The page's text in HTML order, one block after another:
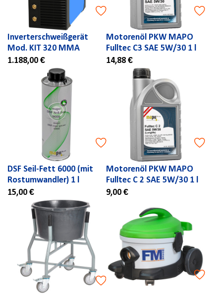
Inverterschweißgerät
Mod. KIT 320 MMA
1.188,00 €
Motorenöl PKW MAPO
Fulltec C3 SAE 5W/30 1 l
14,88 €
DSF Seil-Fett 6000 (mit
Rostumwandler) 1 l
15,00 €
Motorenöl PKW MAPO
Fulltec C 2 SAE 5W/30 1 l
9,00 €